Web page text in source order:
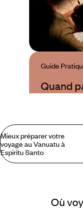
Guide
Quand
Mieux préparer votre
voyage au Vanuatu à
Espiritu Santo
Santo auOù